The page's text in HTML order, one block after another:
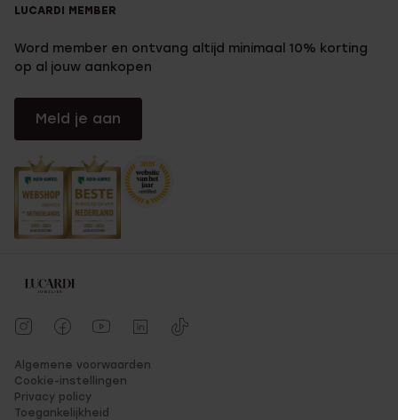
LUCARDI MEMBER
Word member en ontvang altijd minimaal 10% korting
op al jouw aankopen
Meld je aan
Algemene voorwaarden
Cookie-instellingen
Privacy policy
Toegankelijkheid